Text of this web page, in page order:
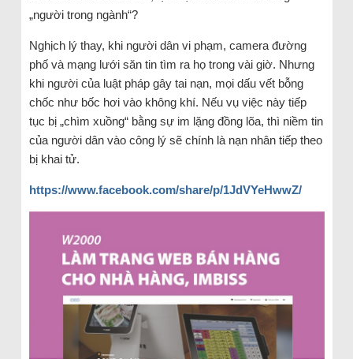
„người trong ngành“?
Nghịch lý thay, khi người dân vi phạm, camera đường
phố và mạng lưới săn tin tìm ra họ trong vài giờ. Nhưng
khi người của luật pháp gây tai nạn, mọi dấu vết bỗng
chốc như bốc hơi vào không khí. Nếu vụ việc này tiếp
tục bị „chìm xuồng“ bằng sự im lặng đồng lõa, thì niềm tin
của người dân vào công lý sẽ chính là nạn nhân tiếp theo
bị khai tử.
https://www.facebook.com/share/p/1JdVYeHwwZ/